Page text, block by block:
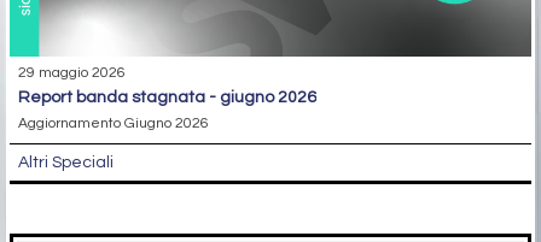
29 maggio 2026
report banda stagnata - giugno 2026
Aggiornamento Giugno 2026
Altri Speciali